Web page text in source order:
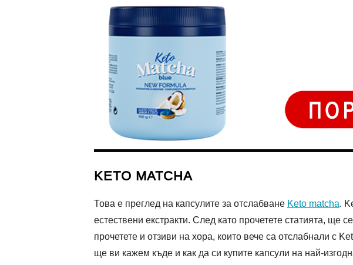
KETO MATCHA
Това е преглед на капсулите за отслабване Keto matcha.
естествени екстракти. След като прочетете статията, ще
прочетете и отзиви на хора, които вече са отслабнали с
ще ви кажем къде и как да си купите капсули на най-